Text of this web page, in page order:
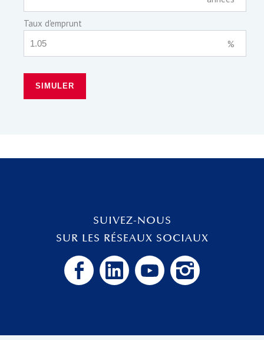
Taux d'emprunt
%
SIMULER
SUIVEZ-NOUS
SUR LES RÉSEAUX SOCIAUX